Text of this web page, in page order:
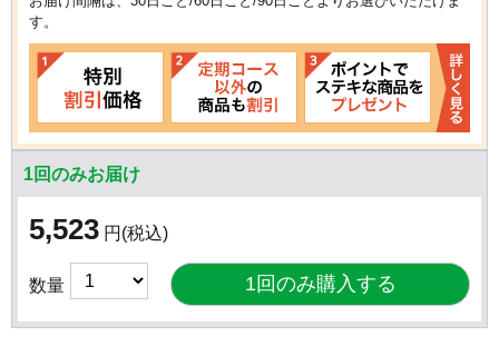
す。
1回のみお届け
5,523 円 (税込)
数量